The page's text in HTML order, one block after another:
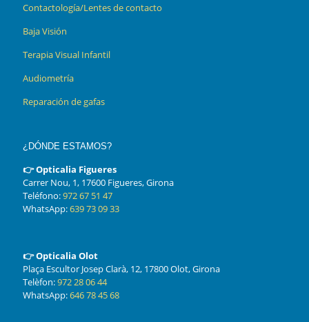
Contactología/Lentes de contacto
Baja Visión
Terapia Visual Infantil
Audiometría
Reparación de gafas
¿DÓNDE ESTAMOS?
👉 Opticalia Figueres
Carrer Nou, 1, 17600 Figueres, Girona
Teléfono:972 67 51 47
WhatsApp:639 73 09 33
👉 Opticalia Olot
Plaça Escultor Josep Clarà, 12, 17800 Olot, Girona
Telèfon:972 28 06 44
WhatsApp:646 78 45 68